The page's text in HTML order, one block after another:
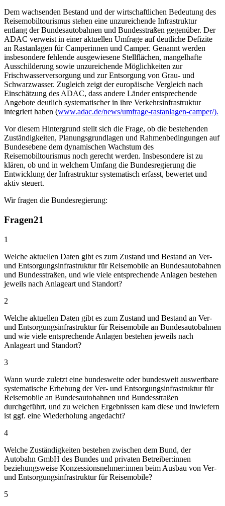
Dem wachsenden Bestand und der wirtschaftlichen Bedeutung des
Reisemobiltourismus stehen eine unzureichende Infrastruktur
entlang der Bundesautobahnen und Bundesstraßen gegenüber. Der
ADAC verweist in einer aktuellen Umfrage auf deutliche Defizite
an Rastanlagen für Camperinnen und Camper. Genannt werden
insbesondere fehlende ausgewiesene Stellflächen, mangelhafte
Ausschilderung sowie unzureichende Möglichkeiten zur
Frischwasserversorgung und zur Entsorgung von Grau- und
Schwarzwasser. Zugleich zeigt der europäische Vergleich nach
Einschätzung des ADAC, dass andere Länder entsprechende
Angebote deutlich systematischer in ihre Verkehrsinfrastruktur
integriert haben (www.adac.de/news/umfrage-rastanlagen-camper/).
Vor diesem Hintergrund stellt sich die Frage, ob die bestehenden
Zuständigkeiten, Planungsgrundlagen und Rahmenbedingungen auf
Bundesebene dem dynamischen Wachstum des
Reisemobiltourismus noch gerecht werden. Insbesondere ist zu
klären, ob und in welchem Umfang die Bundesregierung die
Entwicklung der Infrastruktur systematisch erfasst, bewertet und
aktiv steuert.
Wir fragen die Bundesregierung:
Fragen21
1
Welche aktuellen Daten gibt es zum Zustand und Bestand an Ver-
und Entsorgungsinfrastruktur für Reisemobile an Bundesautobahnen
und Bundesstraßen, und wie viele entsprechende Anlagen bestehen
jeweils nach Anlageart und Standort?
2
Welche aktuellen Daten gibt es zum Zustand und Bestand an Ver-
und Entsorgungsinfrastruktur für Reisemobile an Bundesautobahnen
und wie viele entsprechende Anlagen bestehen jeweils nach
Anlageart und Standort?
3
Wann wurde zuletzt eine bundesweite oder bundesweit auswertbare
systematische Erhebung der Ver- und Entsorgungsinfrastruktur für
Reisemobile an Bundesautobahnen und Bundesstraßen
durchgeführt, und zu welchen Ergebnissen kam diese und inwiefern
ist ggf. eine Wiederholung angedacht?
4
Welche Zuständigkeiten bestehen zwischen dem Bund, der
Autobahn GmbH des Bundes und privaten Betreiber:innen
beziehungsweise Konzessionsnehmer:innen beim Ausbau von Ver-
und Entsorgungsinfrastruktur für Reisemobile?
5